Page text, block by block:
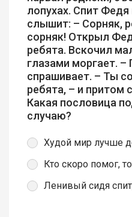
лопухах. Спит Федя
слышит: – Сорняк,
сорняк! Открыл
ребята. Вскочил
глазами моргает. –
спрашивает. – Ты
ребята, – и притом
Какая пословица
случаю?
Худой мир лучше
Кто скоро помог,
Ленивый сидя